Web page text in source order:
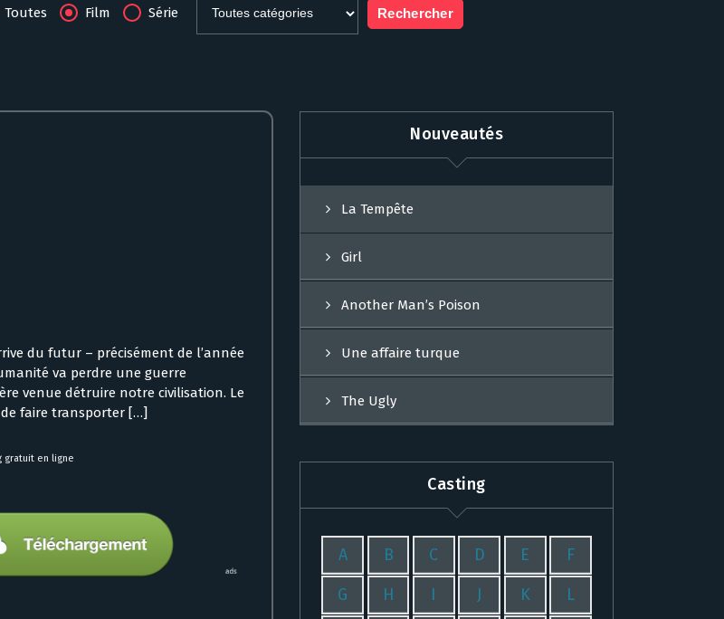
Toutes Film Série
du futur – précisément de l’année
va perdre une guerre
venue détruire notre civilisation. Le
faire transporter […]
gratuit en ligne
Nouveautés
La Tempête
Girl
Another Man’s Poison
Une affaire turque
The Ugly
Casting
A B C D E F
G H I J K L